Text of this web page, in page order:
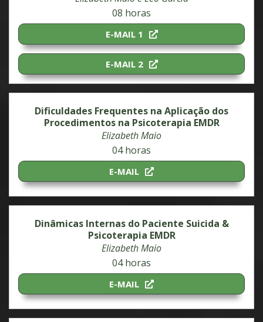
08 horas
E-MAIL 1
E-MAIL 2
Dificuldades Frequentes na Aplicação dos
Procedimentos na Psicoterapia EMDR
Elizabeth Maio
04 horas
E-MAIL
Dinâmicas Internas do Paciente Suicida &
Psicoterapia EMDR
Elizabeth Maio
04 horas
E-MAIL